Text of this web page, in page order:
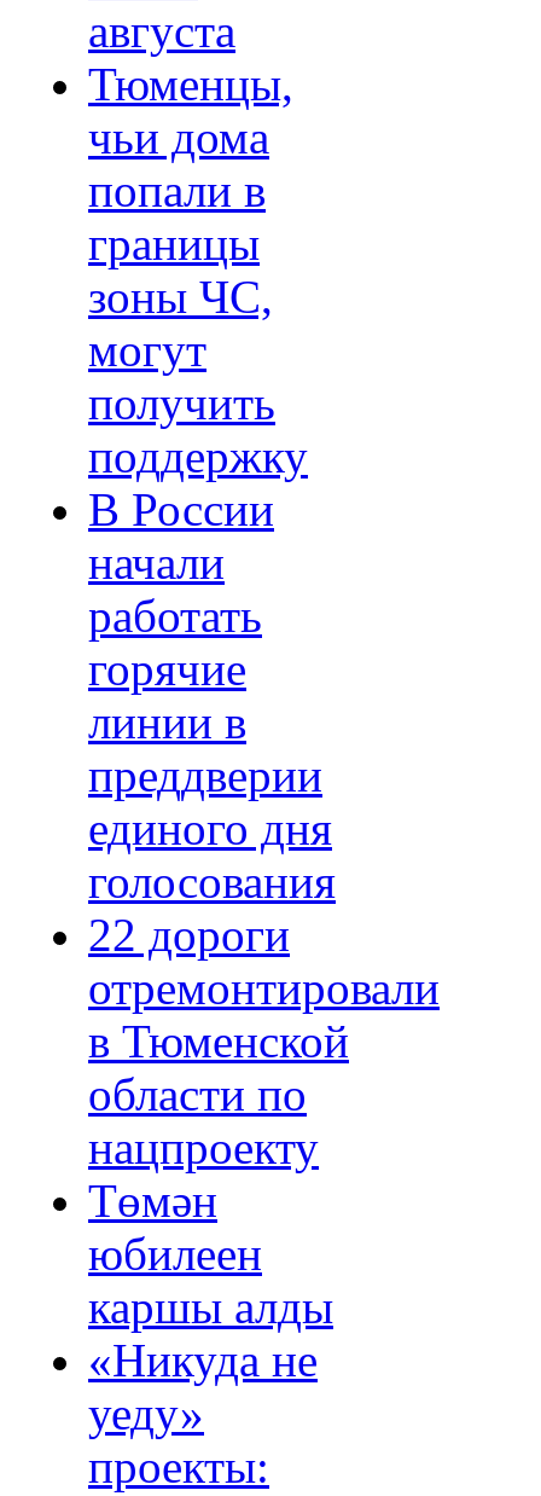
августа
Тюменцы,
чьи дома
попали в
границы
зоны ЧС,
могут
получить
поддержку
В России
начали
работать
горячие
линии в
преддверии
единого дня
голосования
22 дороги
отремонтировали
в Тюменской
области по
нацпроекту
Төмән
юбилеен
каршы алды
«Никуда не
уеду»
проекты: